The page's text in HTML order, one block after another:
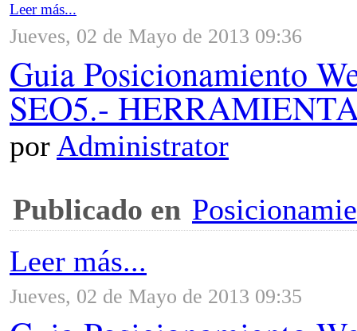
Leer más...
Jueves, 02 de Mayo de 2013 09:36
Guia Posicionamiento
SEO5.-
por Administrator
Publicado en
Leer más...
Jueves, 02 de Mayo de 2013 09:35